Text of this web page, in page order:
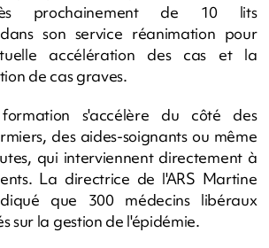
prochainement de 10 lits
son service réanimation pour
accélération des cas et la
de cas graves.
s'accélère du côté des
des aides-soignants ou même
qui interviennent directement à
La directrice de l'ARS Martine
que 300 médecins libéraux
sur la gestion de l'épidémie.